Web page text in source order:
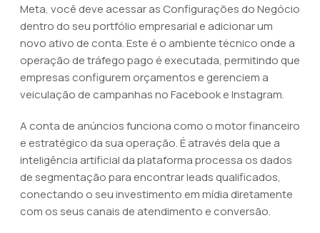
Meta, você deve acessar as Configurações do Negócio
dentro do seu portfólio empresarial e adicionar um
novo ativo de conta. Este é o ambiente técnico onde a
operação de tráfego pago é executada, permitindo que
empresas configurem orçamentos e gerenciem a
veiculação de campanhas no Facebook e Instagram.
A conta de anúncios funciona como o motor financeiro
e estratégico da sua operação. É através dela que a
inteligência artificial da plataforma processa os dados
de segmentação para encontrar leads qualificados,
conectando o seu investimento em mídia diretamente
com os seus canais de atendimento e conversão.